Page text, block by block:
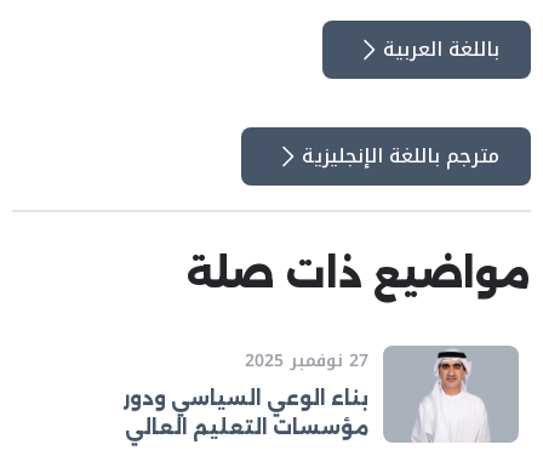
باللغة العربية
مترجم باللغة الإنجليزية
مواضيع ذات صلة
27 نوفمبر 2025
بناء الوعي السياسي ودور
مؤسسات التعليم العالي